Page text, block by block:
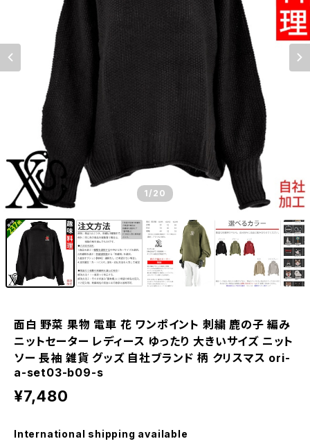
1 /20
面白 野菜 果物 電車 花 ワンポイント 刺繍 鹿の子 編み
ニットセーター レディース ゆったり 大きいサイズ ニット
ソー 長袖 雑貨 グッズ 自社ブランド 柄 クリスマス ori-
a-set03-b09-s
¥7,480
International shipping available